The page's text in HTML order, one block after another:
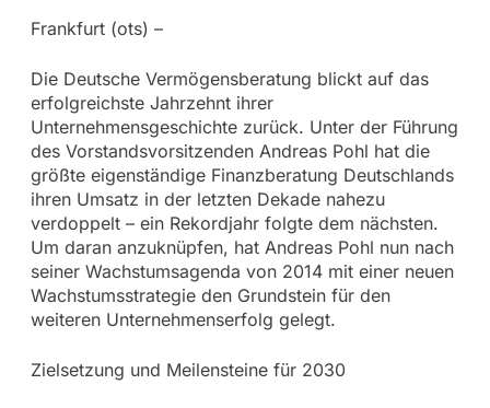
Frankfurt (ots) –
Die Deutsche Vermögensberatung blickt auf das
erfolgreichste Jahrzehnt ihrer
Unternehmensgeschichte zurück. Unter der Führung
des Vorstandsvorsitzenden Andreas Pohl hat die
größte eigenständige Finanzberatung Deutschlands
ihren Umsatz in der letzten Dekade nahezu
verdoppelt – ein Rekordjahr folgte dem nächsten.
Um daran anzuknüpfen, hat Andreas Pohl nun nach
seiner Wachstumsagenda von 2014 mit einer neuen
Wachstumsstrategie den Grundstein für den
weiteren Unternehmenserfolg gelegt.
Zielsetzung und Meilensteine für 2030